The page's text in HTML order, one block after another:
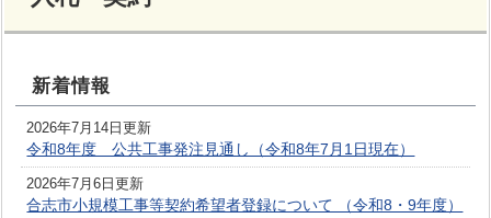
新着情報
2026年7月14日更新
令和8年度 公共工事発注見通し（令和8年7月1日現在）
2026年7月6日更新
合志市小規模工事等契約希望者登録について （令和8・9年度）